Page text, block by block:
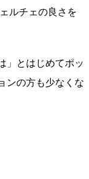
ルチェの良さを
」とはじめてポッ
ンの方も少なくな